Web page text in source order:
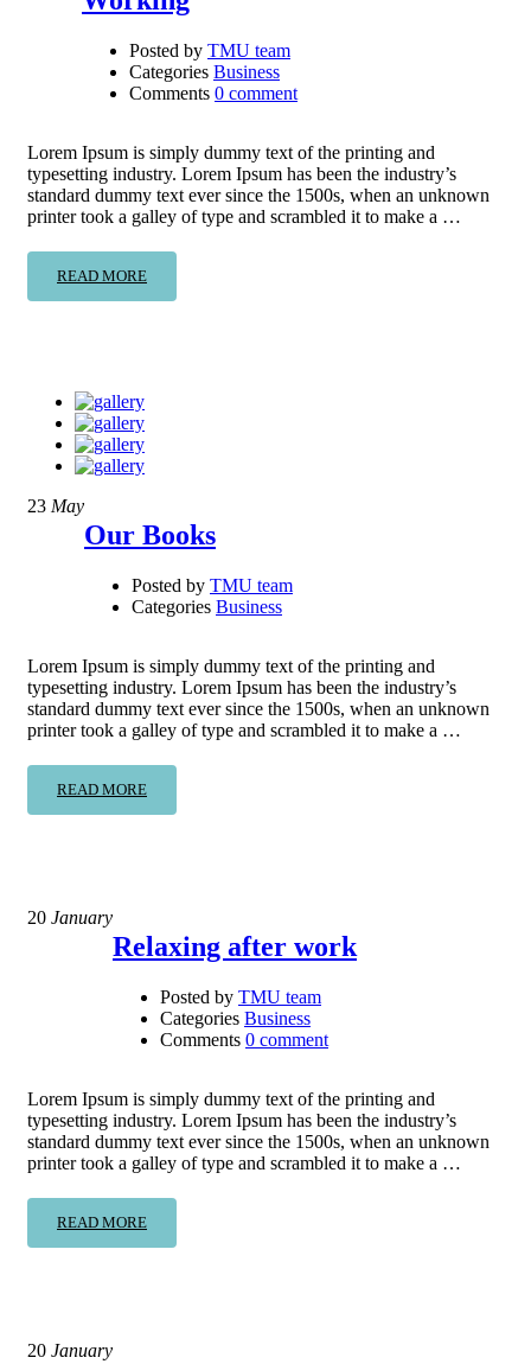
Posted by TMU team
Categories Business
Comments 0 comment
Lorem Ipsum is simply dummy text of the printing and
typesetting industry. Lorem Ipsum has been the industry’s
standard dummy text ever since the 1500s, when an unknown
printer took a galley of type and scrambled it to make a …
READ MORE
23 May
Our Books
Posted by TMU team
Categories Business
Lorem Ipsum is simply dummy text of the printing and
typesetting industry. Lorem Ipsum has been the industry’s
standard dummy text ever since the 1500s, when an unknown
printer took a galley of type and scrambled it to make a …
READ MORE
20 January
Relaxing after work
Posted by TMU team
Categories Business
Comments 0 comment
Lorem Ipsum is simply dummy text of the printing and
typesetting industry. Lorem Ipsum has been the industry’s
standard dummy text ever since the 1500s, when an unknown
printer took a galley of type and scrambled it to make a …
READ MORE
20 January